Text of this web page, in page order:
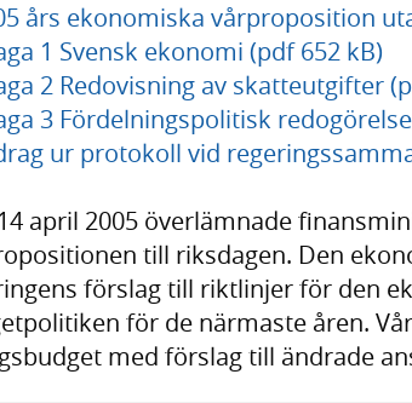
års ekonomiska vårproposition
1 Svensk ekonomi (pdf 652 kB)
2 Redovisning av skatteutgifter
3 Fördelningspolitisk
ur protokoll vid
april 2005 överlämnade
till riksdagen. Den
förslag till riktlinjer för den
för de närmaste åren.
med förslag till ändrade